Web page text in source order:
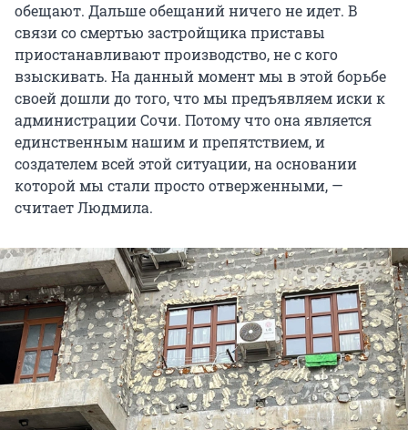
обещают. Дальше обещаний ничего не идет. В
связи со смертью застройщика приставы
приостанавливают производство, не с кого
взыскивать. На данный момент мы в этой борьбе
своей дошли до того, что мы предъявляем иски к
администрации Сочи. Потому что она является
единственным нашим и препятствием, и
создателем всей этой ситуации, на основании
которой мы стали просто отверженными, —
считает Людмила.